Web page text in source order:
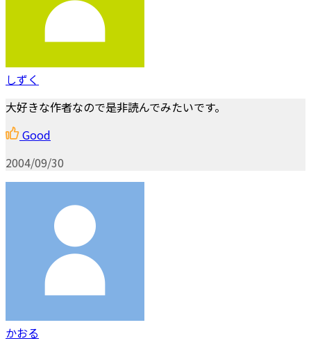
しずく
大好きな作者なので是非読んでみたいです。
Good
2004/09/30
かおる